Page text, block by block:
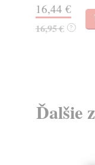
16,44 €
16,95 € ?
Ďalšie